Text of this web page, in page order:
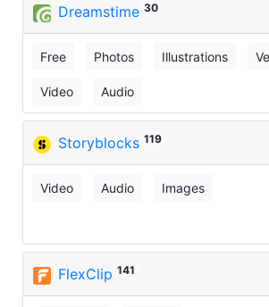
Dreamstime 30
Free Photos Illustrations
Video Audio
Storyblocks 119
Video Audio Images
FlexClip 141